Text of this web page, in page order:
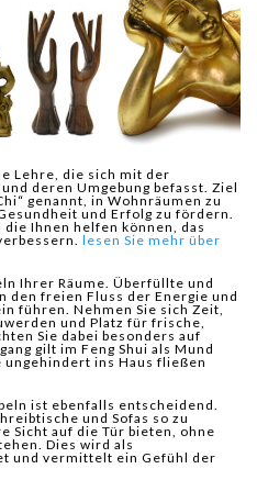
Lehre, die sich mit der
deren Umgebung befasst. Ziel
genannt, in Wohnräumen zu
und Erfolg zu fördern.
Ihnen helfen können, das
lesen Sie mehr über
Ihrer Räume. Überfüllte und
den freien Fluss der Energie und
führen. Nehmen Sie sich Zeit,
und Platz für frische,
Sie dabei besonders auf
gilt im Feng Shui als Mund
ins Haus fließen
ist ebenfalls entscheidend.
und Sofas so zu
Sicht auf die Tür bieten, ohne
Dies wird als
und vermittelt ein Gefühl der